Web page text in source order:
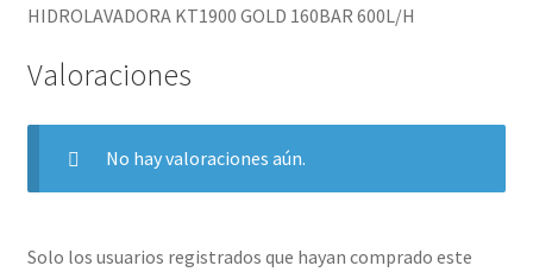
HIDROLAVADORA KT1900 GOLD 160BAR 600L/H
Valoraciones
No hay valoraciones aún.
Solo los usuarios registrados que hayan comprado este